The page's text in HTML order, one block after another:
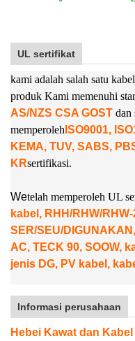
UL sertifikat
kami adalah salah satu
produk Kami memenuhi
AS/NZS CSA GOST dan
memperoleh ISO9001,
KEMA, TUV, SABS,
KRsertifikasi.
Wetelah memperoleh UL
kabel, RHH/RHW/
SER/SEU/
AC, TECK 90, SOOW,
jenis DG, PV kabel,
Informasi perusahaan
Hebei Kawat dan